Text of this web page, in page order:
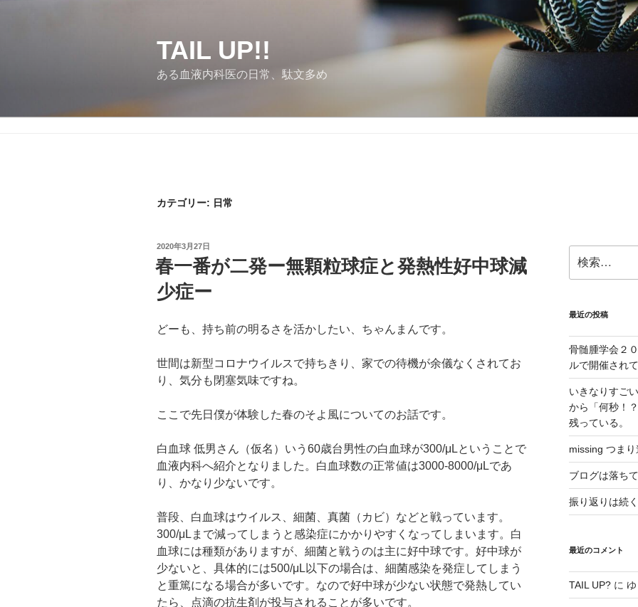
TAIL UP!!
ある血液内科医の日常、駄文多め
カテゴリー: 日常
投
稿
日:
2020年3月27日
春一番が二発ー無顆粒球症と発熱性好中球減
少症ー
どーも、持ち前の明るさを活かしたい、ちゃんまんです。
世間は新型コロナウイルスで持ちきり、家での待機が余儀なくされてお
り、気分も閉塞気味ですね。
ここで先日僕が体験した春のそよ風についてのお話です。
白血球 低男さん（仮名）いう60歳台男性の白血球が300/μLということで
血液内科へ紹介となりました。白血球数の正常値は3000-8000/μLであ
り、かなり少ないです。
普段、白血球はウイルス、細菌、真菌（カビ）などと戦っています。
300/μLまで減ってしまうと感染症にかかりやすくなってしまいます。白
血球には種類がありますが、細菌と戦うのは主に好中球です。好中球が
少ないと、具体的には500/μL以下の場合は、細菌感染を発症してしまう
と重篤になる場合が多いです。なので好中球が少ない状態で発熱してい
たら、点滴の抗生剤が投与されることが多いです。
索:
最近の投稿
骨髄腫学会２
ルで開催され
いきなりすご
から「何秒！
残っている。
missing つま
ブログは落ち
振り返りは続
最近のコメント
TAIL UP?に